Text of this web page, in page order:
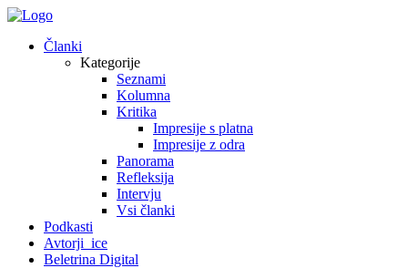
Skip
contentČlanki
Kategorije
Seznami
Kolumna
Kritika
Impresije s platna
Impresije z odra
Panorama
Refleksija
Intervju
Vsi članki
Podkasti
Avtorji_ice
Beletrina Digital